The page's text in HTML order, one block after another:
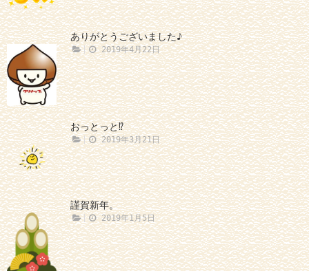
ありがとうございました♪
2019年4月22日
おっとっと⁉
2019年3月21日
謹賀新年。
2019年1月5日